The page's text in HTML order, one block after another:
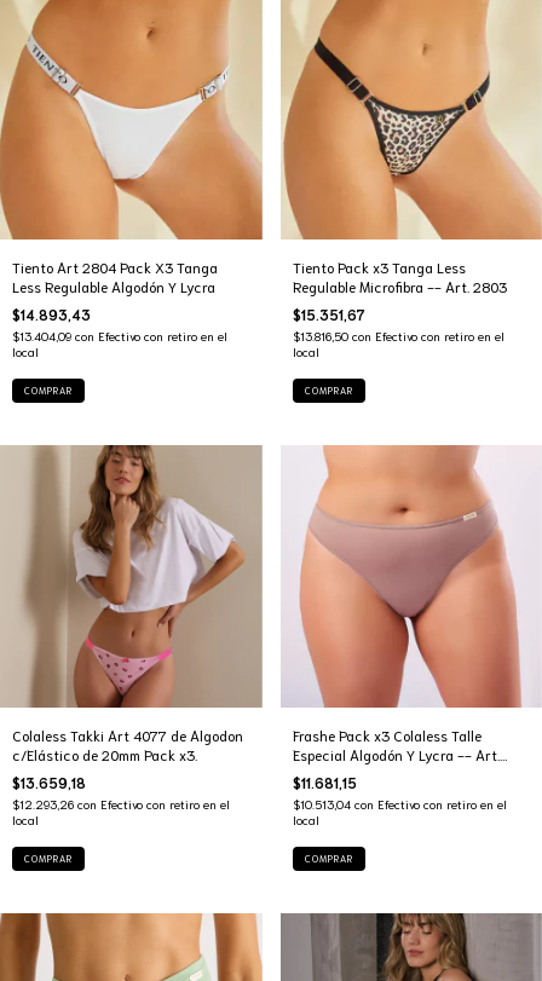
Tiento Art 2804 Pack X3 Tanga
Less Regulable Algodón Y Lycra
$14.893,43
$13.404,09 con Efectivo con retiro en el
local
COMPRAR
Tiento Pack x3 Tanga Less
Regulable Microfibra -- Art. 2803
$15.351,67
$13.816,50 con Efectivo con retiro en el
local
COMPRAR
Colaless Takki Art 4077 de Algodon
c/Elástico de 20mm Pack x3.
$13.659,18
$12.293,26 con Efectivo con retiro en el
local
COMPRAR
Frashe Pack x3 Colaless Talle
Especial Algodón Y Lycra -- Art.
507E
$11.681,15
$10.513,04 con Efectivo con retiro en el
local
COMPRAR